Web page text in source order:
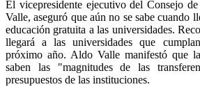
El vicepresidente ejecutivo del Consejo
Valle, aseguró que aún no se sabe cuando
educación gratuita a las universidades.
llegará a las universidades que
próximo año. Aldo Valle manifestó que
saben las "magnitudes de las
presupuestos de las instituciones.